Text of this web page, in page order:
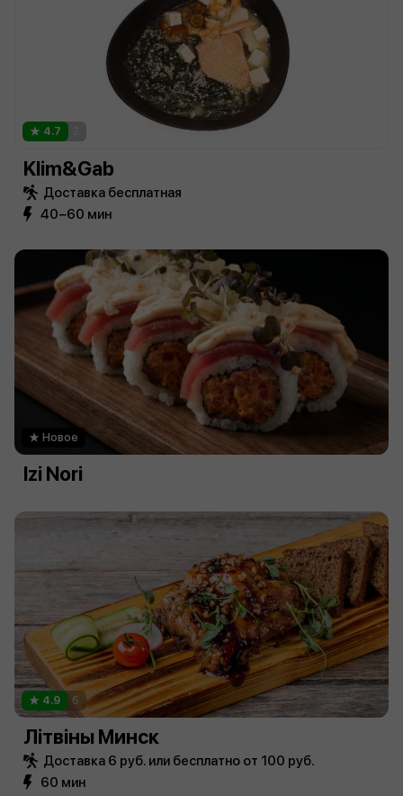
4.7
Klim&Gab
Доставка бесплатная
40−60 мин
Новое
Izi Nori
4.9 6
Лiтвiны Минск
Доставка 6 руб. или бесплатно от 100 руб.
60 мин